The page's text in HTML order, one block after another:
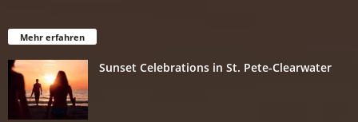
Mehr erfahren
Sunset Celebrations in St. Pete-Clearwater